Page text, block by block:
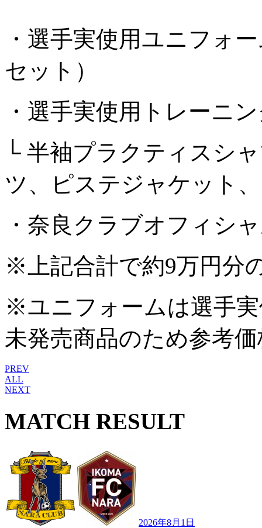
・選手実使用ユニフォ
セット）
・選手実使用トレーニ
└ 半袖プラクティスシ
ツ、ピステジャケット
・奈良クラブオフィシ
※上記合計で約9万円分
※ユニフォームは選手
未発売商品のため参考
PREV
ALL
NEXT
MATCH RESULT
2026年8月1日